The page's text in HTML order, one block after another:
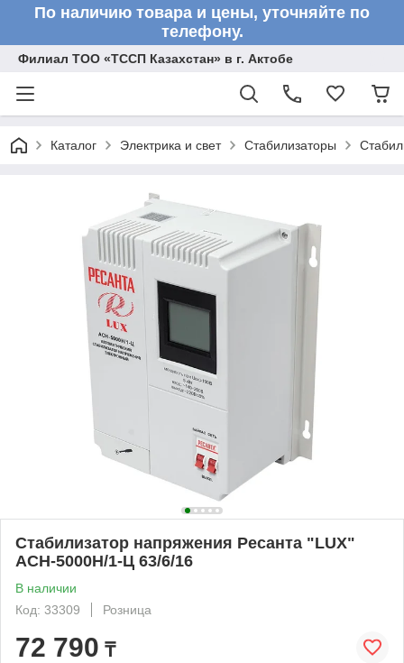
По наличию товара и цены, уточняйте по
телефону.
Филиал ТОО «ТССП Казахстан» в г. Актобе
Каталог Электрика и свет Стабилизаторы
Стабилизатор напряжения Ресанта "LUX"
АСН-5000Н/1-Ц 63/6/16
В наличии
Код: 33309
Розница
72 790 ₸